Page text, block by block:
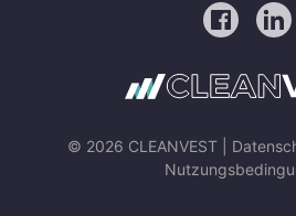
Facebook
© 2026 CLEANVEST |